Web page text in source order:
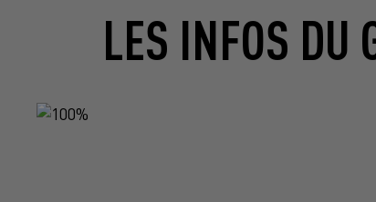
LES INFOS